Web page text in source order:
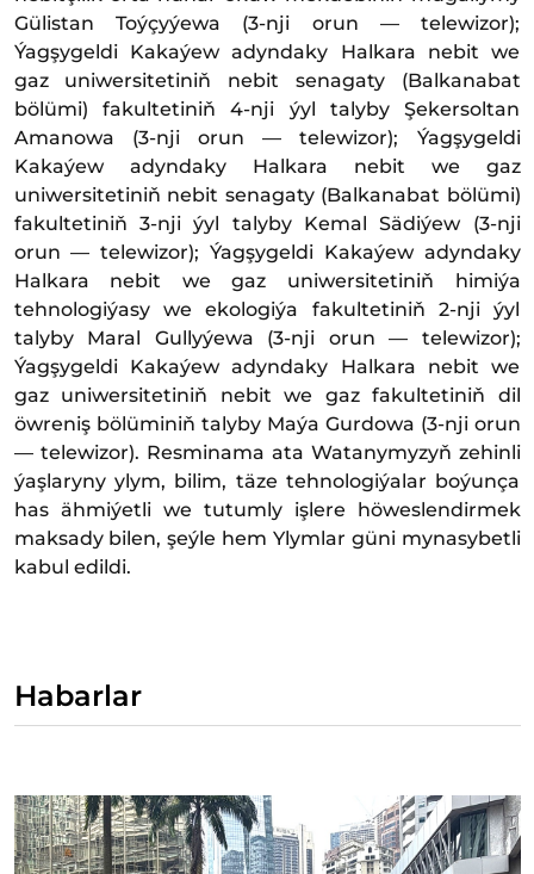
Gülistan Toýçyýewa (3-nji orun — telewizor);
Ýagşygeldi Kakaýew adyndaky Halkara nebit we
gaz uniwersitetiniň nebit senagaty (Balkanabat
bölümi) fakultetiniň 4-nji ýyl talyby Şekersoltan
Amanowa (3-nji orun — telewizor); Ýagşygeldi
Kakaýew adyndaky Halkara nebit we gaz
uniwersitetiniň nebit senagaty (Balkanabat bölümi)
fakultetiniň 3-nji ýyl talyby Kemal Sädiýew (3-nji
orun — telewizor); Ýagşygeldi Kakaýew adyndaky
Halkara nebit we gaz uniwersitetiniň himiýa
tehnologiýasy we ekologiýa fakultetiniň 2-nji ýyl
talyby Maral Gullyýewa (3-nji orun — telewizor);
Ýagşygeldi Kakaýew adyndaky Halkara nebit we
gaz uniwersitetiniň nebit we gaz fakultetiniň dil
öwreniş bölüminiň talyby Maýa Gurdowa (3-nji orun
— telewizor). Resminama ata Watanymyzyň zehinli
ýaşlaryny ylym, bilim, täze tehnologiýalar boýunça
has ähmiýetli we tutumly işlere höweslendirmek
maksady bilen, şeýle hem Ylymlar güni mynasybetli
kabul edildi.
Habarlar